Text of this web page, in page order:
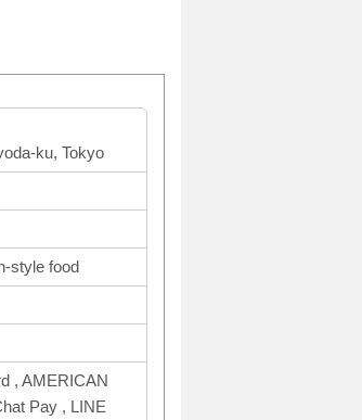
ku, Tokyo
style food
, AMERICAN
Pay , LINE